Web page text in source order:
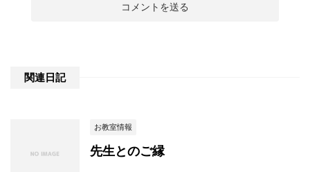
関連日記
お教室情報
先生とのご縁